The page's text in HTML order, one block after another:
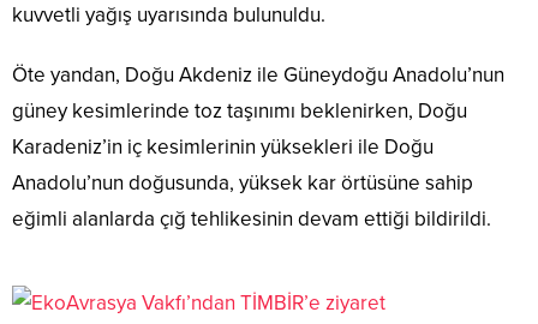
kuvvetli yağış uyarısında bulunuldu.
Öte yandan, Doğu Akdeniz ile Güneydoğu Anadolu’nun
güney kesimlerinde toz taşınımı beklenirken, Doğu
Karadeniz’in iç kesimlerinin yüksekleri ile Doğu
Anadolu’nun doğusunda, yüksek kar örtüsüne sahip
eğimli alanlarda çığ tehlikesinin devam ettiği bildirildi.